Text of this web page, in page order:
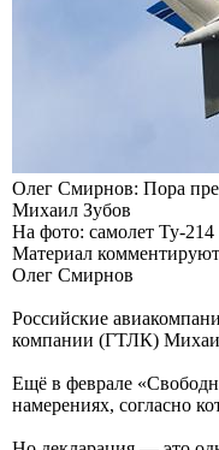
Олег Смирнов: Пора
Михаил Зубов
На фото: самолет Ту-
Материал
Олег Смирнов
Российские
компании (ГТЛК)
Ещё в феврале
намерениях, согласно